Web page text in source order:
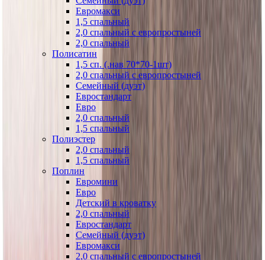
Евромакси
1,5 спальный
2,0 спальный с европростыней
2,0 спальный
Полисатин
1,5 сп. (.нав 70*70-1шт)
2,0 спальный с европростыней
Семейный (дуэт)
Евростандарт
Евро
2,0 спальный
1,5 спальный
Полиэстер
2,0 спальный
1,5 спальный
Поплин
Евромини
Евро
Детский в кроватку
2,0 спальный
Евростандарт
Семейный (дуэт)
Евромакси
2,0 спальный с европростыней